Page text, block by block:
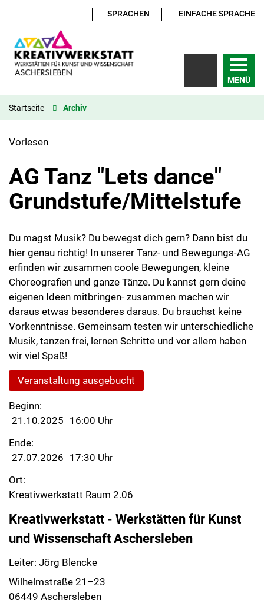
SPRACHEN EINFACHE SPRACHE
MENÜ
Startseite Archiv
Vorlesen
AG Tanz "Lets dance"
Grundstufe/Mittelstufe
Du magst Musik? Du bewegst dich gern? Dann bist du
hier genau richtig! In unserer Tanz- und Bewegungs-AG
erfinden wir zusammen coole Bewegungen, kleine
Choreografien und ganze Tänze. Du kannst gern deine
eigenen Ideen mitbringen- zusammen machen wir
daraus etwas besonderes daraus. Du brauchst keine
Vorkenntnisse. Gemeinsam testen wir unterschiedliche
Musik, tanzen frei, lernen Schritte und vor allem haben
wir viel Spaß!
Veranstaltung ausgebucht
Beginn:
21.10.2025 16:00 Uhr
Ende:
27.07.2026 17:30 Uhr
Ort:
Kreativwerkstatt Raum 2.06
Kreativwerkstatt - Werkstätten für Kunst
und Wissenschaft Aschersleben
Leiter: Jörg Blencke
Wilhelmstraße 21–23
06449 Aschersleben